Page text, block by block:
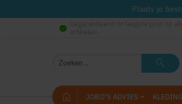
Plaats je
check_circle
Zoeken search
home JOBO'S ADVIES KLEDING